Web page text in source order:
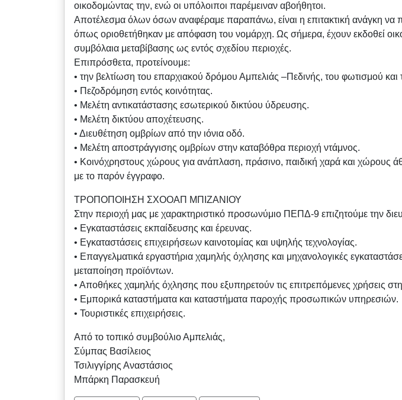
οικοδομώντας την, ενώ οι υπόλοιποι παρέμειναν αβοήθητοι.
Αποτέλεσμα όλων όσων αναφέραμε παραπάνω, είναι η επιτακτική ανάγκη να
όπως οριοθετήθηκαν με απόφαση του νομάρχη. Ως σήμερα, έχουν εκδοθεί
συμβόλαια μεταβίβασης ως εντός σχεδίου περιοχές.
Επιπρόσθετα, προτείνουμε:
• την βελτίωση του επαρχιακού δρόμου Αμπελιάς –Πεδινής, του φωτισμού
• Πεζοδρόμηση εντός κοινότητας.
• Μελέτη αντικατάστασης εσωτερικού δικτύου ύδρευσης.
• Μελέτη δικτύου αποχέτευσης.
• Διευθέτηση ομβρίων από την ιόνια οδό.
• Μελέτη αποστράγγισης ομβρίων στην καταβόθρα περιοχή ντάμνος.
• Κοινόχρηστους χώρους για ανάπλαση, πράσινο, παιδική χαρά και χώρους
με το παρόν έγγραφο.
ΤΡΟΠΟΠΟΙΗΣΗ ΣΧΟΟΑΠ ΜΠΙΖΑΝΙΟΥ
Στην περιοχή μας με χαρακτηριστικό προσωνύμιο ΠΕΠΔ-9 επιζητούμε την
• Εγκαταστάσεις εκπαίδευσης και έρευνας.
• Εγκαταστάσεις επιχειρήσεων καινοτομίας και υψηλής τεχνολογίας.
• Επαγγελματικά εργαστήρια χαμηλής όχλησης και μηχανολογικές
μεταποίηση προϊόντων.
• Αποθήκες χαμηλής όχλησης που εξυπηρετούν τις επιτρεπόμενες χρήσεις
• Εμπορικά καταστήματα και καταστήματα παροχής προσωπικών υπηρεσιών.
• Τουριστικές επιχειρήσεις.
Από το τοπικό συμβούλιο Αμπελιάς,
Σύμπας Βασίλειος
Τσιλιγγίρης Αναστάσιος
Μπάρκη Παρασκευή